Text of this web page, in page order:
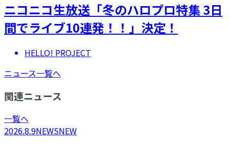
ニコニコ生放送「冬のハロプロ特集 3日
間でライブ10連発！！」決定！
HELLO! PROJECT
ニュース一覧へ
関連ニュース
一覧へ
2026.8.9NEWSNEW